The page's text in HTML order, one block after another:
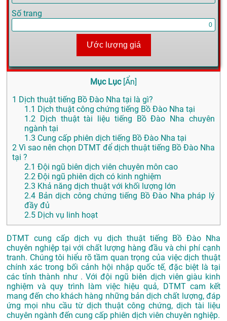
Số trang
Ước lượng giá
Mục Lục [Ẩn]
1 Dịch thuật tiếng Bồ Đào Nha tại là gì?
1.1 Dịch thuật công chứng tiếng Bồ Đào Nha tại
1.2 Dịch thuật tài liệu tiếng Bồ Đào Nha chuyên
ngành tại
1.3 Cung cấp phiên dịch tiếng Bồ Đào Nha tại
2 Vì sao nên chọn DTMT để dịch thuật tiếng Bồ Đào Nha
tại ?
2.1 Đội ngũ biên dịch viên chuyên môn cao
2.2 Đội ngũ phiên dịch có kinh nghiệm
2.3 Khả năng dịch thuật với khối lượng lớn
2.4 Bản dịch công chứng tiếng Bồ Đào Nha pháp lý
đầy đủ
2.5 Dịch vụ linh hoạt
DTMT cung cấp dịch vụ dịch thuật tiếng Bồ Đào Nha
chuyên nghiệp tại với chất lượng hàng đầu và chi phí cạnh
tranh. Chúng tôi hiểu rõ tầm quan trọng của việc dịch thuật
chính xác trong bối cảnh hội nhập quốc tế, đặc biệt là tại
các tỉnh thành như . Với đội ngũ biên dịch viên giàu kinh
nghiệm và quy trình làm việc hiệu quả, DTMT cam kết
mang đến cho khách hàng những bản dịch chất lượng, đáp
ứng mọi nhu cầu từ dịch thuật công chứng, dịch tài liệu
chuyên ngành đến cung cấp phiên dịch viên chuyên nghiệp.